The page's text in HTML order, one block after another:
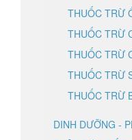
THUỐC TRỪ
THUỐC TRỪ
THUỐC TRỪ
THUỐC TRỪ
THUỐC TRỪ
DINH DƯỠNG -